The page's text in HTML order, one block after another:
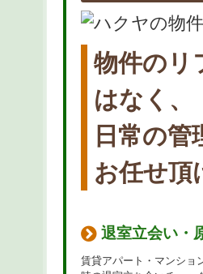
物件のリ
はなく、
日常の
お任せ頂
退室立会い・
賃貸アパート・マンショ